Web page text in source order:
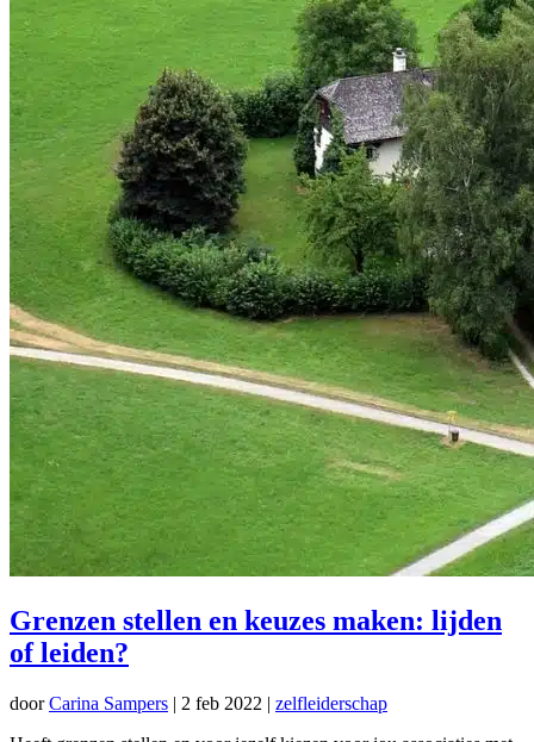
Grenzen stellen en keuzes maken: lijden
of leiden?
doorCarina Sampers | 2 feb 2022 | zelfleiderschap